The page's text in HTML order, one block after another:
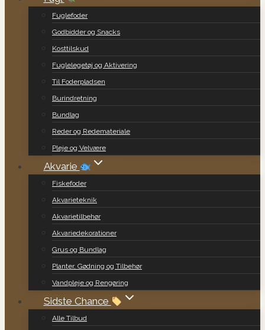
Fuglefoder
Godbidder og Snacks
Kosttilskud
Fuglelegetøj og Aktivering
Til Foderpladsen
Burindretning
Bundlag
Reder og Redemateriale
Pleje og Velvære
Akvarie
Fiskefoder
Akvarieteknik
Akvarietilbehør
Akvariedekorationer
Grus og Bundlag
Planter, Gødning og Tilbehør
Vandpleje og Rengøring
Sidste Chance
Alle Tilbud